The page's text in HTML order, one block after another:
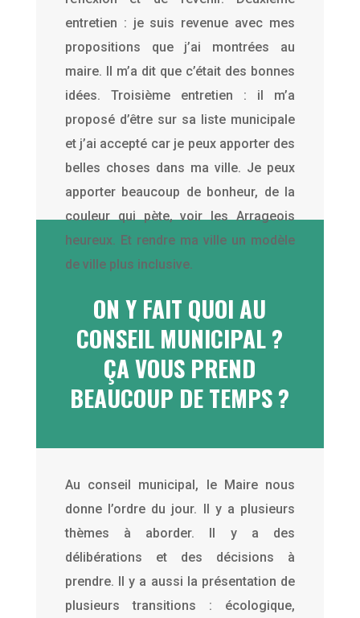
entretien : je suis revenue avec mes
propositions que j’ai montrées au
maire. Il m’a dit que c’était des bonnes
idées. Troisième entretien : il m’a
proposé d’être sur sa liste municipale
et j’ai accepté car je peux apporter des
belles choses dans ma ville. Je peux
apporter beaucoup de bonheur, de la
couleur qui pète, voir les Arrageois
heureux. Et rendre ma ville un modèle
de ville plus inclusive.
ON Y FAIT QUOI AU
CONSEIL MUNICIPAL ?
ÇA VOUS PREND
BEAUCOUP DE TEMPS ?
Au conseil municipal, le Maire nous
donne l’ordre du jour. Il y a plusieurs
thèmes à aborder. Il y a des
délibérations et des décisions à
prendre. Il y a aussi la présentation de
plusieurs transitions : écologique,